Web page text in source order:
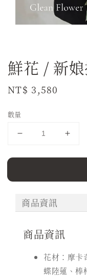
鮮花 / 新
Regular
NT$ 3,580
數量
商品資訊
商品資訊
花材：摩卡
蝶陸蓮、棒